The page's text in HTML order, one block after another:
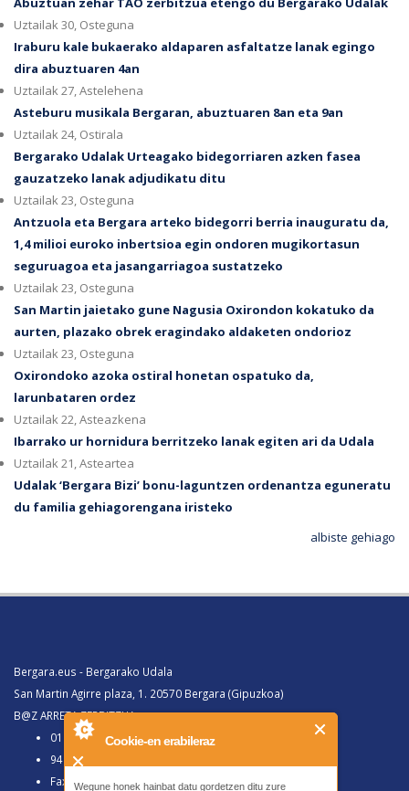
Cookie-en erabileraz
Wegune honek hainbat datu gordetzen ditu zure
Uztailak 30, Osteguna
Iraburu kale bukaerako aldaparen asfaltatze lanak egingo
dira abuztuaren 4an
Uztailak 27, Astelehena
Asteburu musikala Bergaran, abuztuaren 8an eta 9an
Uztailak 24, Ostirala
Bergarako Udalak Urteagako bidegorriaren azken fasea
gauzatzeko lanak adjudikatu ditu
Uztailak 23, Osteguna
Antzuola eta Bergara arteko bidegorri berria inauguratu da,
1,4 milioi euroko inbertsioa egin ondoren mugikortasun
seguruagoa eta jasangarriagoa sustatzeko
Uztailak 23, Osteguna
San Martin jaietako gune Nagusia Oxirondon kokatuko da
aurten, plazako obrek eragindako aldaketen ondorioz
Uztailak 23, Osteguna
Oxirondoko azoka ostiral honetan ospatuko da,
larunbataren ordez
Uztailak 22, Asteazkena
Ibarrako ur hornidura berritzeko lanak egiten ari da Udala
Uztailak 21, Asteartea
Udalak ‘Bergara Bizi’ bonu-laguntzen ordenantza eguneratu
du familia gehiagorengana iristeko
albiste gehiago
Bergara.eus - Bergarako Udala
San Martin Agirre plaza, 1. 20570 Bergara (Gipuzkoa)
B@Z ARRETA ZERBITZUA:
010, Bergaratik deituz gero
943 77 91 00, Bergaraz kanpotik deituz gero
Faxa 943 77 91 63